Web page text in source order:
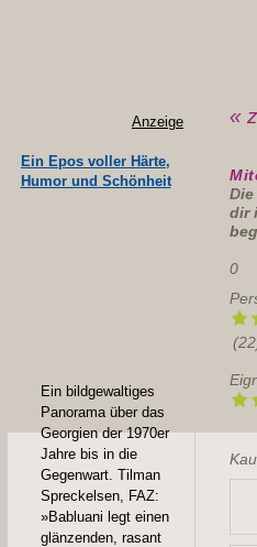
«
dir
0
(22
Anzeige
Ein Epos voller Härte,
Humor und Schönheit
Ein bildgewaltiges
Panorama über das
Georgien der 1970er
Jahre bis in die
Gegenwart. Tilman
Spreckelsen, FAZ:
»Babluani legt einen
glänzenden, rasant